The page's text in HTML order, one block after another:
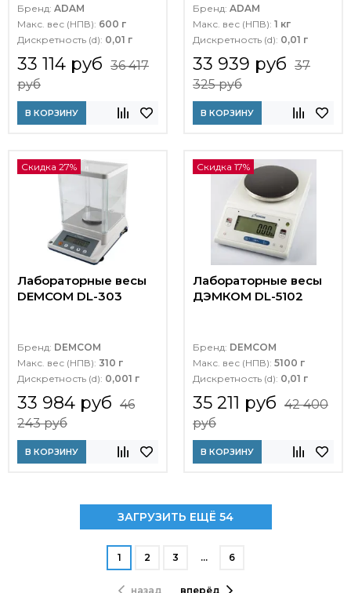
Бренд: ADAM
Макс. вес (НПВ): 600 г
Дискретность (d): 0,01 г
33 114 руб 36 417
руб
В КОРЗИНУ
Бренд: ADAM
Макс. вес (НПВ): 1 кг
Дискретность (d): 0,01 г
33 939 руб 37
325 руб
В КОРЗИНУ
Скидка 27%
Лабораторные весы
DEMCOM DL-303
Бренд: DEMCOM
Макс. вес (НПВ): 310 г
Дискретность (d): 0,001 г
33 984 руб 46
243 руб
В КОРЗИНУ
Скидка 17%
Лабораторные весы
ДЭМКОМ DL-5102
Бренд: DEMCOM
Макс. вес (НПВ): 5100 г
Дискретность (d): 0,01 г
35 211 руб 42 400
руб
В КОРЗИНУ
ЗАГРУЗИТЬ ЕЩЁ 54
назад
1 2 3 … 6
вперёд